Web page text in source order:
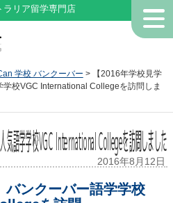
ラリア留学専門店
学校 バンクーバー > 【2016年学校見学
校VGC International Collegeを訪問しま
気語学学校VGC International Collegeを訪問しました
2016年8月12日
バンクーバー語学学校